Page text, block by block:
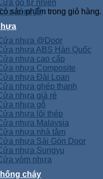
sản phẩm trong giỏ hàng.
gỗ tự nhiên
vòm gỗ
nhựa @Door
nhựa ABS Hàn Quốc
nhựa cao cấp
nhựa Composite
nhựa Đài Loan
nhựa ghép thanh
nhựa giá rẻ
nhựa gỗ
nhựa lõi thép
nhựa Malaysia
nhựa nhà tắm
nhựa Sài Gòn Door
nhựa Sungyu
vòm nhựa
cháy